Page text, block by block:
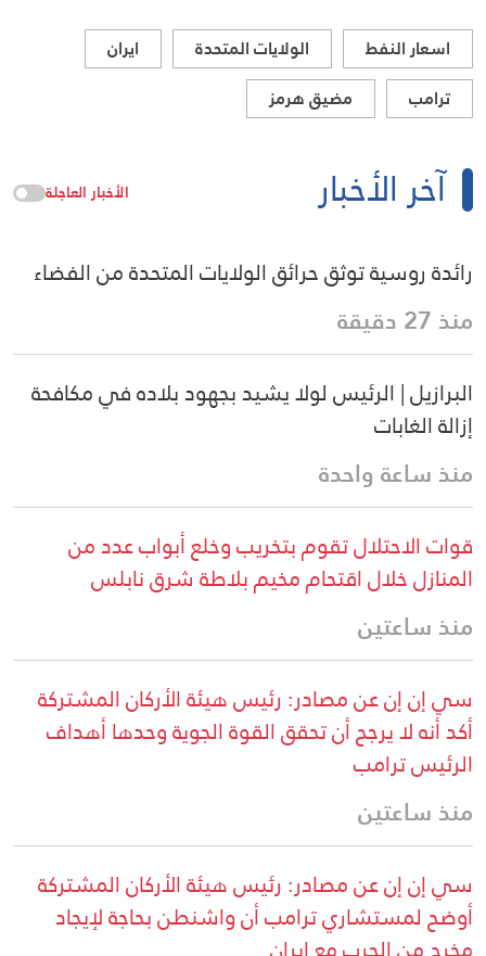
اسعار النفط الولايات المتحدة
ايران
ترامب
مضيق هرمز
آخر الأخبار الأخبار العاجلة
رائدة روسية توثق حرائق الولايات المتحدة من الفضاء
منذ 27 دقيقة
البرازيل | الرئيس لولا يشيد بجهود بلاده في مكافحة
إزالة الغابات
منذ ساعة واحدة
قوات الاحتلال تقوم بتخريب وخلع أبواب عدد من
المنازل خلال اقتحام مخيم بلاطة شرق نابلس
منذ ساعتين
سي إن إن عن مصادر: رئيس هيئة الأركان المشتركة
أكد أنه لا يرجح أن تحقق القوة الجوية وحدها أهداف
الرئيس ترامب
منذ ساعتين
سي إن إن عن مصادر: رئيس هيئة الأركان المشتركة
أوضح لمستشاري ترامب أن واشنطن بحاجة لإيجاد